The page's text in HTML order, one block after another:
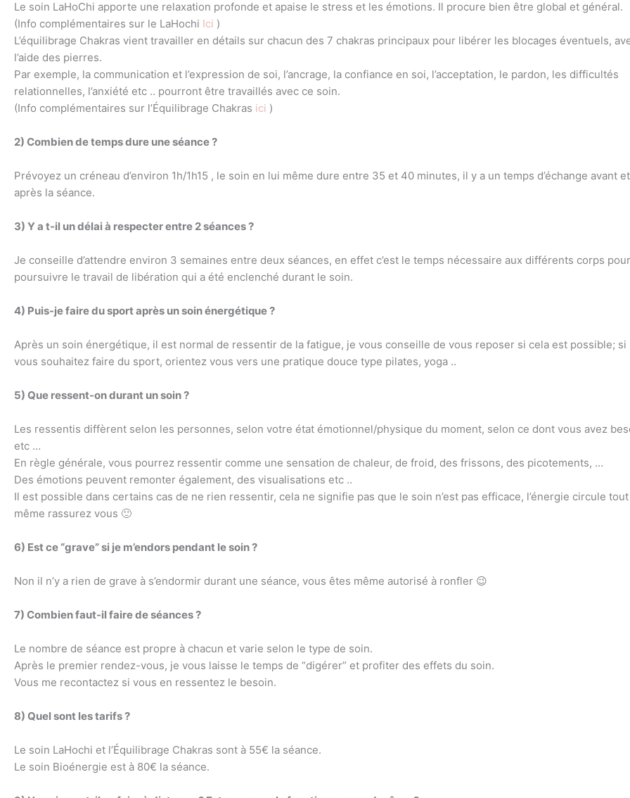
Le soin LaHoChi apporte une relaxation profonde et apaise le stress et les émotions. Il procure bien être global et général.
(Info complémentaires sur le LaHochi Ici )
L’équilibrage Chakras vient travailler en détails sur chacun des 7 chakras principaux pour libérer les blocages éventuels,
l’aide des pierres.
Par exemple, la communication et l’expression de soi, l’ancrage, la confiance en soi, l’acceptation, le pardon, les difficultés
relationnelles, l’anxiété etc .. pourront être travaillés avec ce soin.
(Info complémentaires sur l’Équilibrage Chakras ici )
2) Combien de temps dure une séance ?
Prévoyez un créneau d’environ 1h/1h15 , le soin en lui même dure entre 35 et 40 minutes, il y a un temps d’échange avant et
après la séance.
3) Y a t-il un délai à respecter entre 2 séances ?
Je conseille d’attendre environ 3 semaines entre deux séances, en effet c’est le temps nécessaire aux différents corps pour
poursuivre le travail de libération qui a été enclenché durant le soin.
4) Puis-je faire du sport après un soin énergétique ?
Après un soin énergétique, il est normal de ressentir de la fatigue, je vous conseille de vous reposer si cela est possible; si
vous souhaitez faire du sport, orientez vous vers une pratique douce type pilates, yoga ..
5) Que ressent-on durant un soin ?
Les ressentis diffèrent selon les personnes, selon votre état émotionnel/physique du moment, selon ce dont vous avez
etc …
En règle générale, vous pourrez ressentir comme une sensation de chaleur, de froid, des frissons, des picotements, …
Des émotions peuvent remonter également, des visualisations etc ..
Il est possible dans certains cas de ne rien ressentir, cela ne signifie pas que le soin n’est pas efficace, l’énergie circule
même rassurez vous 🙂
6) Est ce “grave” si je m’endors pendant le soin ?
Non il n’y a rien de grave à s’endormir durant une séance, vous êtes même autorisé à ronfler 😉
7) Combien faut-il faire de séances ?
Le nombre de séance est propre à chacun et varie selon le type de soin.
Après le premier rendez-vous, je vous laisse le temps de “digérer” et profiter des effets du soin.
Vous me recontactez si vous en ressentez le besoin.
8) Quel sont les tarifs ?
Le soin LaHochi et l’Équilibrage Chakras sont à 55€ la séance.
Le soin Bioénergie est à 80€ la séance.